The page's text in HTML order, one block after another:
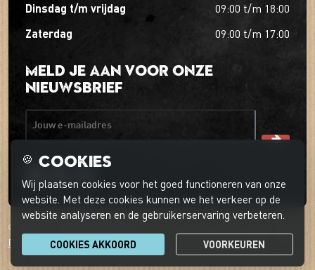
dinsdag t/m vrijdag 09:00 t/m 18:00
zaterdag 09:00 t/m 17:00
Meld je aan voor onze
nieuwsbrief
© 2026 't Boerder-ei-ke
Privacyverklaring Cookievoorkeuren Klantenservice
🍪 Cookies
Wij plaatsen cookies voor het goed functioneren van onze
website. Met deze cookies kunnen we het verkeer op de
website analyseren en de gebruikerservaring verbeteren.
COOKIES AKKOORD VOORKEUREN